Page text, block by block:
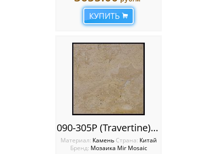
КУПИТЬ
090-305P (Travertine) (M090-305P)
Материал: Камень Cтрана: Китай
Бренд: Мозаика Mir Mosaic